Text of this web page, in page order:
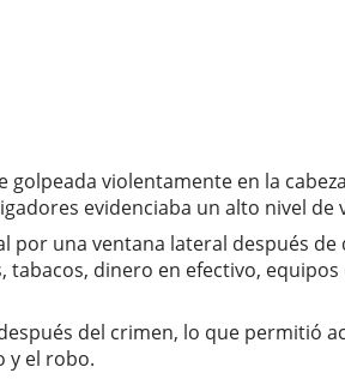
violentamente en la
evidenciaba un alto nivel de
una ventana lateral después
dinero en efectivo,
del crimen, lo que permitió
y el robo.